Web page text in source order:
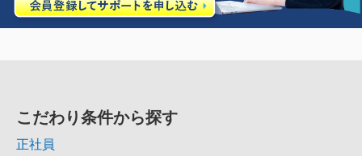
こだわり条件から探す
正社員